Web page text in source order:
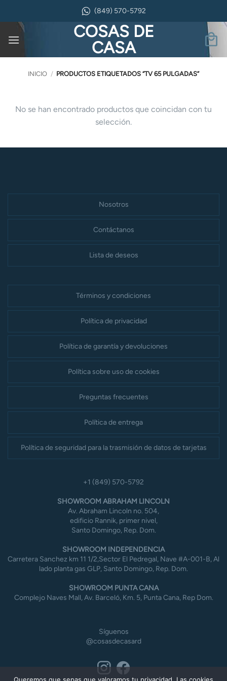
contenido
(849) 570-5792
COSAS DE
CASA
INICIO / PRODUCTOS ETIQUETADOS “TV 65 PULGADAS”
No se han encontrado productos que coincidan con tu
selección.
Nosotros
Contáctanos
Lista de deseos
Términos y condiciones
Política de privacidad
Política de garantía y devoluciones
Política sobre uso de cookies
Preguntas frecuentes
Política de entrega
Política de seguridad para la trasmisión de datos de tarjetas
+1 (849) 570-5792
SHOWROOM ABRAHAM LINCOLN
Av. Abraham Lincoln no. 504,
edificio Rannik, primer nivel,
Santo Domingo, Rep. Dom.
SHOWROOM INDEPENDENCIA
Carretera Sanchez km 11 1/2,Sector El Pedregal, Nave #A-001-B, Al
lado planta gas GLP, Santo Domingo, Rep. Dom.
SHOWROOM PUNTA CANA
Complejo Naves Mall, Av. Barceló, Km. 5, Punta Cana, Rep Dom.
Síguenos
@cosasdecasard
Queremos que sepas que valoramos tu privacidad. Las cookies